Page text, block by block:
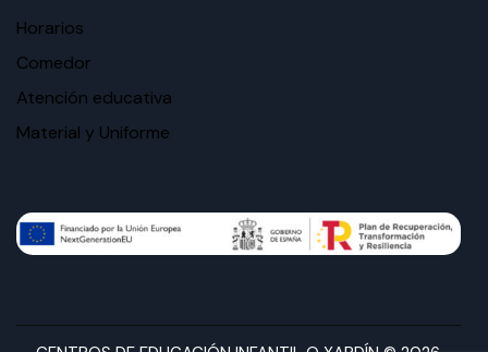
Horarios
Comedor
Atención educativa
Material y Uniforme